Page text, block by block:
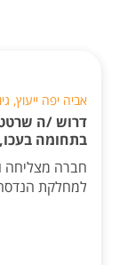
אביה יפה ייעוץ,
בתחומה בעכו,
חברה מצליחה
למחלקת